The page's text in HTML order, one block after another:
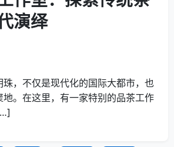
演绎
珠，不仅是现代化的国际大都市，也
地。在这里，有一家特别的品茶工作